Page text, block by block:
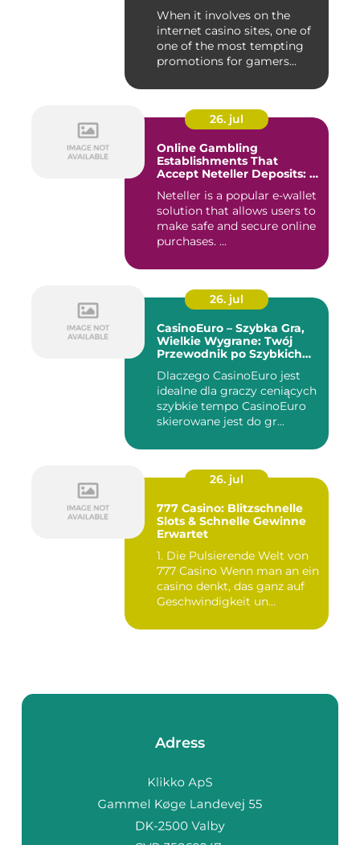
When it involves on the
internet casino sites, one of
one of the most tempting
promotions for gamers...
26. jul
Online Gambling
Establishments That
Accept Neteller Deposits: A
Neteller is a popular e-wallet
solution that allows users to
make safe and secure online
purchases. ...
26. jul
CasinoEuro – Szybka Gra,
Wielkie Wygrane: Twój
Przewodnik po Szybkich
Dlaczego CasinoEuro jest
idealne dla graczy ceniących
szybkie tempo CasinoEuro
skierowane jest do gr...
26. jul
777 Casino: Blitzschnelle
Slots & Schnelle Gewinne
Erwartet
1. Die Pulsierende Welt von
777 Casino Wenn man an ein
casino denkt, das ganz auf
Geschwindigkeit un...
Adress